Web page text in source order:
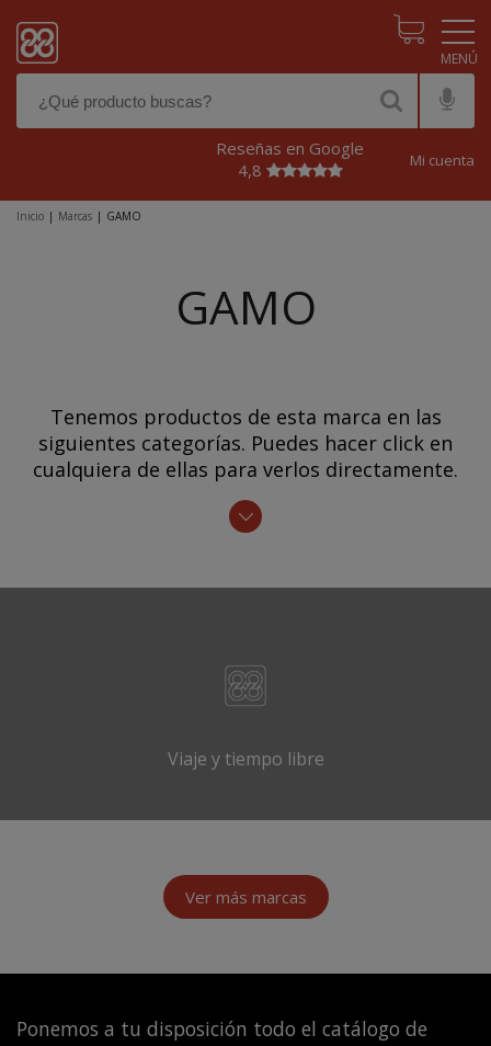
Reseñas en Google
4,8
Mi cuenta
Inicio | Marcas | GAMO
GAMO
Tenemos productos de esta marca en las
siguientes categorías. Puedes hacer click en
cualquiera de ellas para verlos directamente.
Viaje y tiempo libre
Ver más marcas
Ponemos a tu disposición todo el catálogo de